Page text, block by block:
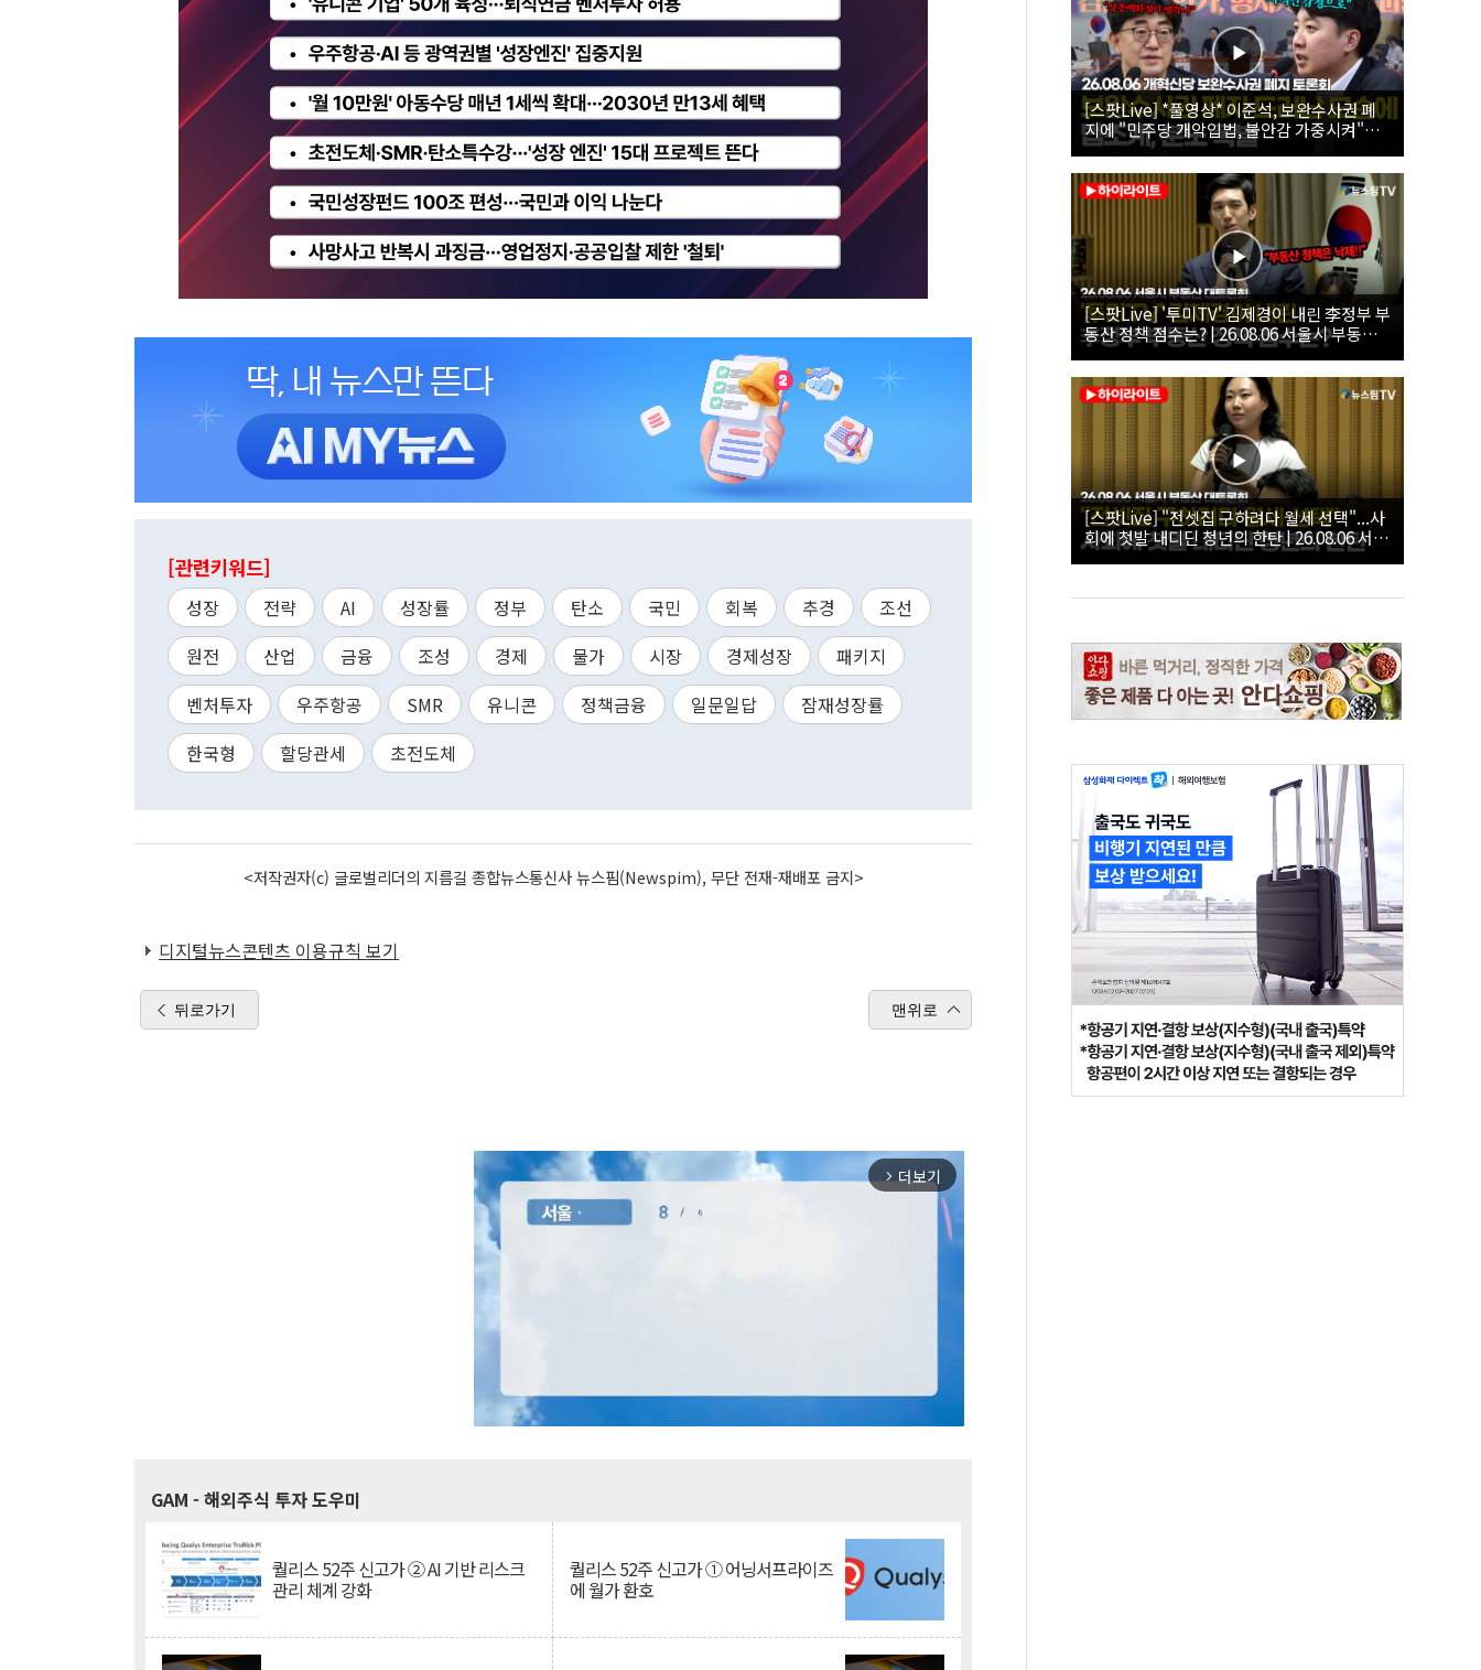
[관련키워드]
성장 전략 AI 성장률 정부 탄소 국민 회복 추경
조선
원전
산업 금융 조성 경제 물가 시장 경제성장
패키지
벤처투자
우주항공 SMR 유니콘 정책금융 일문일답
잠재성장률
한국형
할당관세 초전도체
<저작권자(c) 글로벌리더의 지름길 종합뉴스통신사 뉴스핌(Newspim), 무단 전재-재배포 금지>
디지털뉴스콘텐츠 이용규칙 보기
뒤로가기 맨위로
arrow_forward_ios 더보기
GAM - 해외주식 투자 도우미
퀄리스 52주 신고가 ② AI 기반 리스크
관리 체계 강화
퀄리스 52주 신고가 ① 어닝서프라이즈
에 월가 환호
[스팟Live] *풀영상* 이준석, 보완수사권 폐
지에 "민주당 개악입법, 불안감 가중시켜"｜
26.08.06 개혁신당 보완수사권 폐지 토론회
[스팟Live] '투미TV' 김제경이 내린 李정부 부
동산 정책 점수는? | 26.08.06 서울시 부동산
대토론회
[스팟Live] "전셋집 구하려다 월세 선택"...사
회에 첫발 내디딘 청년의 한탄 | 26.08.06 서울
시 부동산 대토론회